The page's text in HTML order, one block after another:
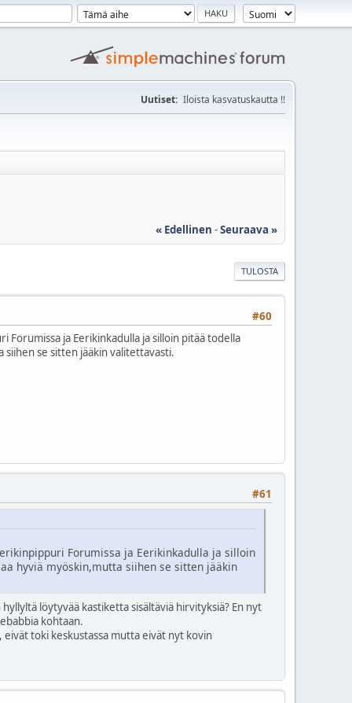
Uutiset: Iloista kasvatuskautta !!
« Edellinen -Seuraava »
TULOSTA
#60
Forumissa ja Eerikinkadulla ja silloin pitää todella
siihen se sitten jääkin valitettavasti.
#61
Forumissa ja Eerikinkadulla ja silloin
hyviä myöskin,mutta siihen se sitten jääkin
löytyvää kastiketta sisältäviä hirvityksiä? En nyt
kohtaan.
eivät toki keskustassa mutta eivät nyt kovin